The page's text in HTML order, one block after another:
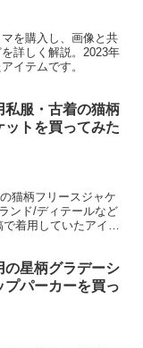
を購入し、画像と共
詳しく解説。2023年
イテムです。
私服・古着の猫柄
ットを買ってみた
猫柄フリースジャケ
ンド/ディテールなど
着用していたアイテ
の星柄グラデーシ
プパーカーを買っ